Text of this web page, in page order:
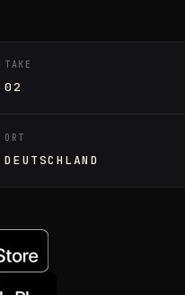
TAKE
02
ORT
DEUTSCHLAND